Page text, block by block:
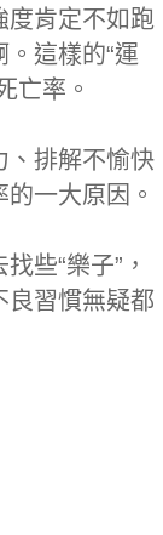
度肯定不如跑
這樣的“運
亡率。
、排解不愉快
一大原因。
些“樂子”，
良習慣無疑都